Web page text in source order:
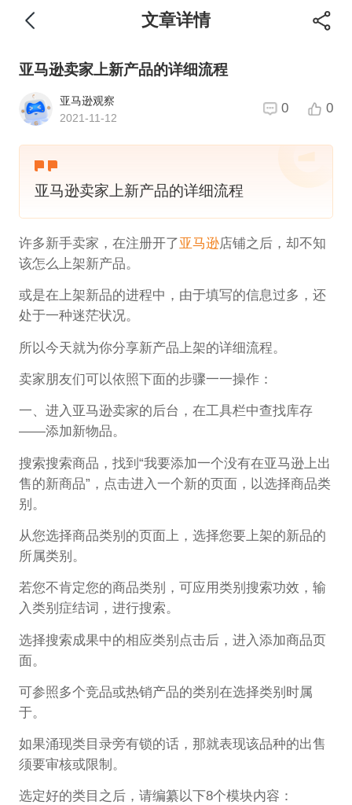
文章详情
亚马逊卖家上新产品的详细流程
亚马逊观察
2021-11-12
0 0
亚马逊卖家上新产品的详细流程
许多新手卖家，在注册开了亚马逊店铺之后，却不知
该怎么上架新产品。
或是在上架新品的进程中，由于填写的信息过多，还
处于一种迷茫状况。
所以今天就为你分享新产品上架的详细流程。
卖家朋友们可以依照下面的步骤一一操作：
一、进入亚马逊卖家的后台，在工具栏中查找库存
——添加新物品。
搜索搜索商品，找到“我要添加一个没有在亚马逊上出
售的新商品”，点击进入一个新的页面，以选择商品类
别。
从您选择商品类别的页面上，选择您要上架的新品的
所属类别。
若您不肯定您的商品类别，可应用类别搜索功效，输
入类别症结词，进行搜索。
选择搜索成果中的相应类别点击后，进入添加商品页
面。
可参照多个竞品或热销产品的类别在选择类别时属
于。
如果涌现类目录旁有锁的话，那就表现该品种的出售
须要审核或限制。
选定好的类目之后，请编纂以下8个模块内容：